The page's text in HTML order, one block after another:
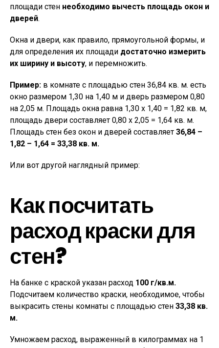
площади стен необходимо вычесть площадь окон и
дверей.
Окна и двери, как правило, прямоугольной формы, и
для определения их площади достаточно измерить
их ширину и высоту, и перемножить.
Пример: в комнате с площадью стен 36,84 кв. м. есть
окно размером 1,30 на 1,40 м и дверь размером 0,80
на 2,05 м. Площадь окна равна 1,30 х 1,40 = 1,82 кв. м,
площадь двери составляет 0,80 х 2,05 = 1,64 кв. м.
Площадь стен без окон и дверей составляет 36,84 –
1,82 – 1,64 = 33,38 кв. м.
Или вот другой наглядный пример:
Как посчитать
расход краски для
стен?
На банке с краской указан расход 100 г/кв.м.
Подсчитаем количество краски, необходимое, чтобы
выкрасить стены комнаты с площадью стен 33,38 кв.
м.
Умножаем расход, выраженный в килограммах на 1